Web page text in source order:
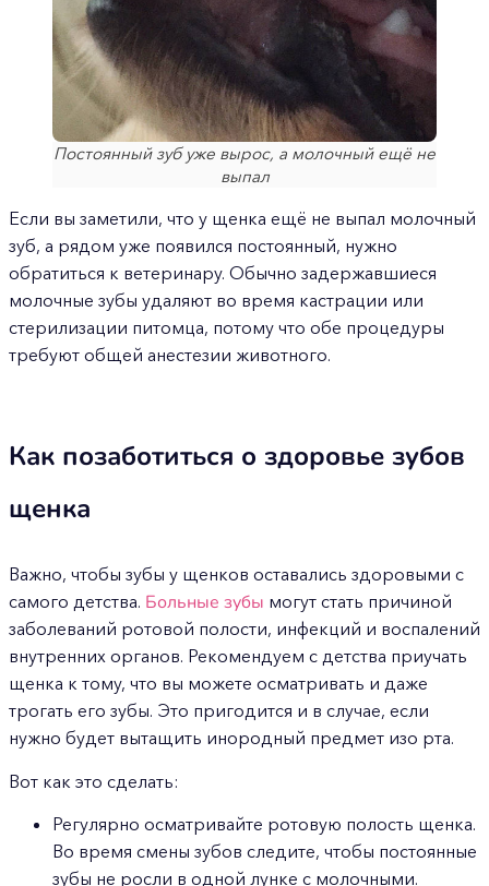
Постоянный зуб уже вырос, а молочный ещё не
выпал
Если вы заметили, что у щенка ещё не выпал молочный
зуб, а рядом уже появился постоянный, нужно
обратиться к ветеринару. Обычно задержавшиеся
молочные зубы удаляют во время кастрации или
стерилизации питомца, потому что обе процедуры
требуют общей анестезии животного.
Как позаботиться о здоровье зубов
щенка
Важно, чтобы зубы у щенков оставались здоровыми с
самого детства. Больные зубы могут стать причиной
заболеваний ротовой полости, инфекций и воспалений
внутренних органов. Рекомендуем с детства приучать
щенка к тому, что вы можете осматривать и даже
трогать его зубы. Это пригодится и в случае, если
нужно будет вытащить инородный предмет изо рта.
Вот как это сделать:
Регулярно осматривайте ротовую полость щенка.
Во время смены зубов следите, чтобы постоянные
зубы не росли в одной лунке с молочными.